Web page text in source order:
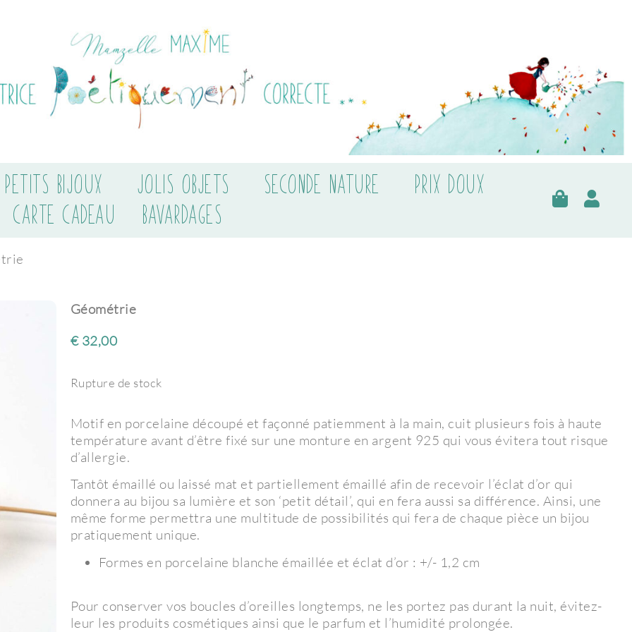
PETITS BIJOUX JOLIS OBJETS SECONDE NATURE
PRIX DOUX
CARTE CADEAU
BAVARDAGES
Géométrie
€32,00
Rupture de stock
Motif en porcelaine découpé et façonné patiemment à la main, cuit plusieurs fois à haute
température avant d’être fixé sur une monture en argent 925 qui vous évitera tout risque
d’allergie.
Tantôt émaillé ou laissé mat et partiellement émaillé afin de recevoir l’éclat d’or qui
donnera au bijou sa lumière et son ‘petit détail’, qui en fera aussi sa différence. Ainsi, une
même forme permettra une multitude de possibilités qui fera de chaque pièce un bijou
pratiquement unique.
Formes en porcelaine blanche émaillée et éclat d’or : +/- 1,2 cm
Pour conserver vos boucles d’oreilles longtemps, ne les portez pas durant la nuit, évitez-
leur les produits cosmétiques ainsi que le parfum et l’humidité prolongée.